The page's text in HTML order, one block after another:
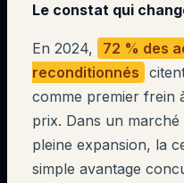
Le constat qui
En 2024,
72 % des
reconditionnés
comme premier frein
prix. Dans un marché
pleine expansion, la
simple avantage